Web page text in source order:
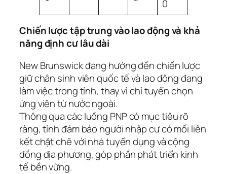
0
Chiến lược tập trung vào lao động và khả
năng định cư lâu dài
New Brunswick đang hướng đến chiến lược
giữ chân sinh viên quốc tế và lao động đang
làm việc trong tỉnh, thay vì chỉ tuyển chọn
ứng viên từ nước ngoài.
Thông qua các luồng PNP có mục tiêu rõ
ràng, tỉnh đảm bảo người nhập cư có mối liên
kết chặt chẽ với nhà tuyển dụng và cộng
đồng địa phương, góp phần phát triển kinh
tế bền vững.